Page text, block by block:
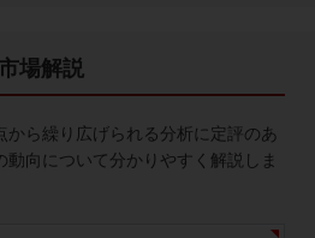
場解説
から繰り広げられる分析に定評のあ
向について分かりやすく解説しま
種お手続き
ブログ